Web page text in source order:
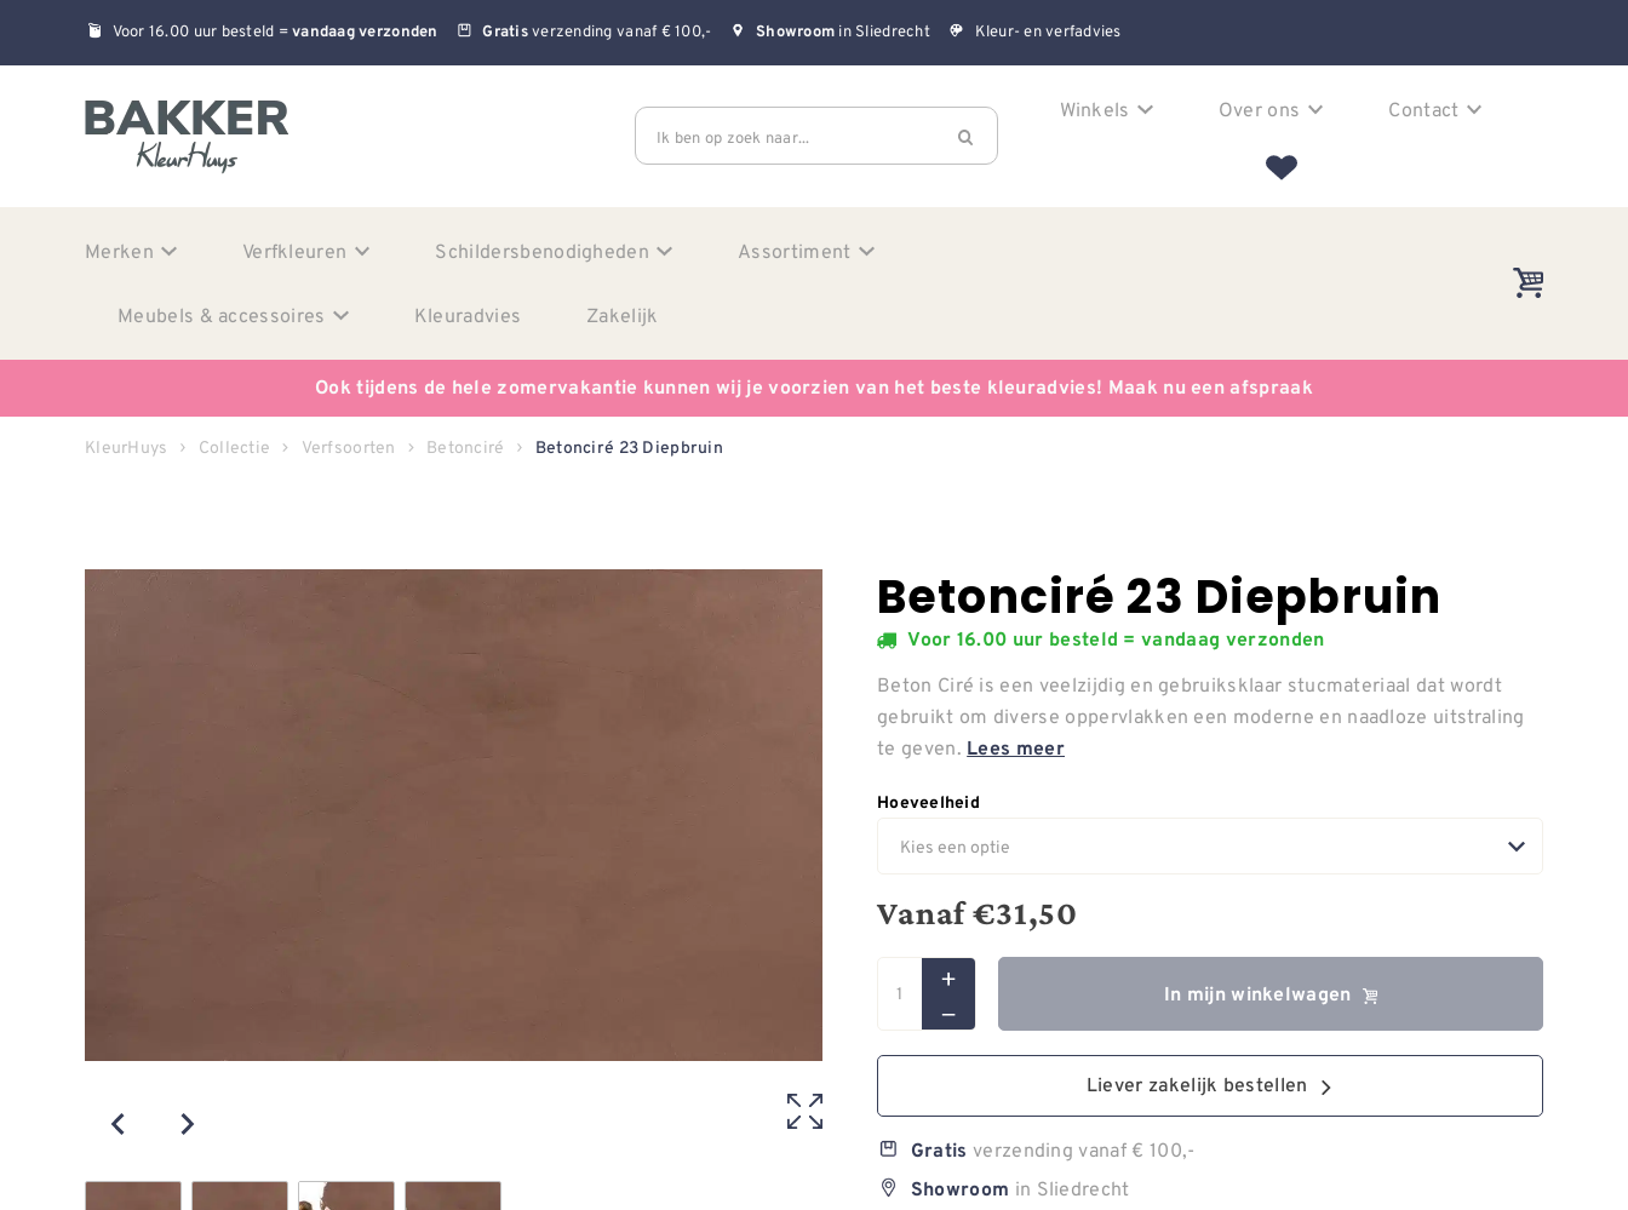
Voor 16.00 uur besteld =vandaag verzonden Gratisverzending vanaf € 100,- Showroom in Sliedrecht Kleur- en verfadvies
Ik ben op zoek naar...
Winkels Over ons Contact
Merken Verfkleuren Schildersbenodigheden Assortiment
Meubels & accessoires Kleuradvies Zakelijk
Ook tijdens de hele zomervakantie kunnen wij je voorzien van het beste kleuradvies! Maak nu een afspraak
KleurHuys Collectie Verfsoorten Betonciré Betonciré 23 Diepbruin
Betonciré 23 Diepbruin
Voor 16.00 uur besteld = vandaag verzonden
Beton Ciré is een veelzijdig en gebruiksklaar stucmateriaal dat wordt
gebruikt om diverse oppervlakken een moderne en naadloze uitstraling
te geven. Lees meer
Hoeveelheid
Vanaf€31,50
In mijn winkelwagen
Liever zakelijk bestellen
Gratis verzending vanaf € 100,-
Showroom in Sliedrecht